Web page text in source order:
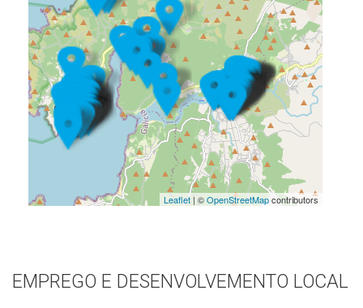
Leaflet| ©OpenStreetMapcontributors
EMPREGO E DESENVOLVEMENTO LOCAL